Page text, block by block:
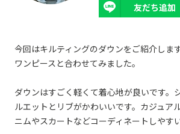
友だち追加
今回はキルティングのダウンをご紹介しま
ワンピースと合わせてみました。
ダウンはすごく軽くて着心地が良いです。
ルエットとリブがかわいいです。カジュア
ニムやスカートなどコーディネートしやすい